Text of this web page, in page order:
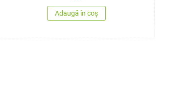
Adaugă în coș